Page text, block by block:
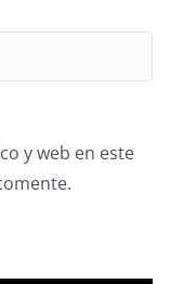
y web en este